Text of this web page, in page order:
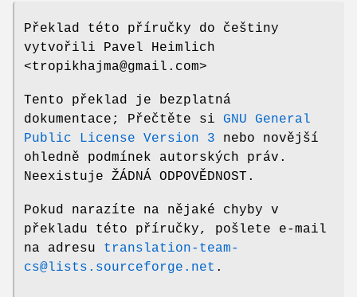
Překlad této příručky do češtiny
vytvořili Pavel Heimlich
<tropikhajma@gmail.com>
Tento překlad je bezplatná
dokumentace; Přečtěte si GNU General
Public License Version 3 nebo novější
ohledně podmínek autorských práv.
Neexistuje ŽÁDNÁ ODPOVĚDNOST.
Pokud narazíte na nějaké chyby v
překladu této příručky, pošlete e-mail
na adresu translation-team-
cs@lists.sourceforge.net .